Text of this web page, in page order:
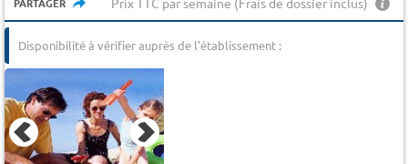
Disponibilité à vérifier auprès de l'établissement :